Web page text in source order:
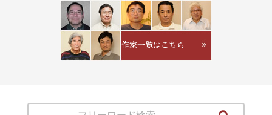
作家一覧はこちら